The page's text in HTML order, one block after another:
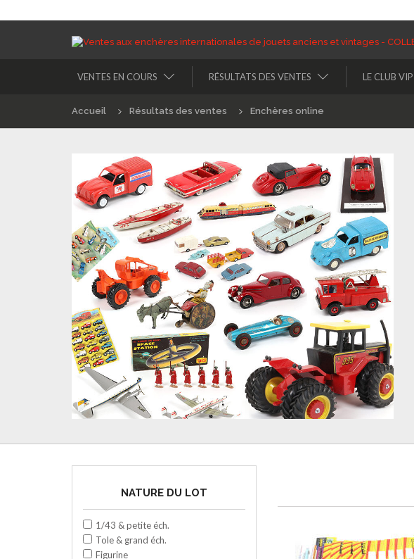
VENTES EN COURS RÉSULTATS DES VENTES LE CLUB VIP
Accueil Résultats des ventes Enchères online
NATURE DU LOT
1/43 & petite éch.
Tole & grand éch.
Figurine